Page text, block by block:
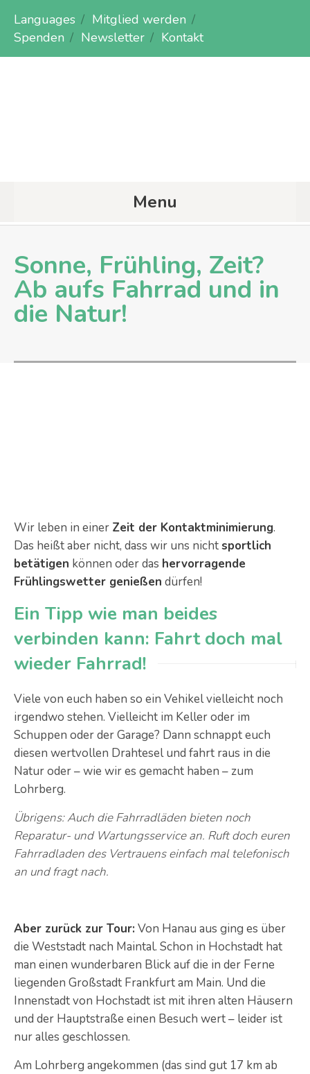
Languages
Mitglied werden
Spenden
Newsletter Kontakt
Menu
Sonne, Frühling, Zeit?
Ab aufs Fahrrad und in
die Natur!
Wir leben in einer Zeit der Kontaktminimierung.
Das heißt aber nicht, dass wir uns nichtsportlich
betätigen können oder das hervorragende
Frühlingswetter genießen dürfen!
Ein Tipp wie man beides
verbinden kann: Fahrt doch mal
wieder Fahrrad!
Viele von euch haben so ein Vehikel vielleicht noch
irgendwo stehen. Vielleicht im Keller oder im
Schuppen oder der Garage? Dann schnappt euch
diesen wertvollen Drahtesel und fahrt raus in die
Natur oder – wie wir es gemacht haben – zum
Lohrberg.
Übrigens: Auch die Fahrradläden bieten noch
Reparatur- und Wartungsservice an. Ruft doch euren
Fahrradladen des Vertrauens einfach mal telefonisch
an und fragt nach.
Aber zurück zur Tour: Von Hanau aus ging es über
die Weststadt nach Maintal. Schon in Hochstadt hat
man einen wunderbaren Blick auf die in der Ferne
liegenden Großstadt Frankfurt am Main. Und die
Innenstadt von Hochstadt ist mit ihren alten Häusern
und der Hauptstraße einen Besuch wert – leider ist
nur alles geschlossen.
Am Lohrberg angekommen (das sind gut 17 km ab